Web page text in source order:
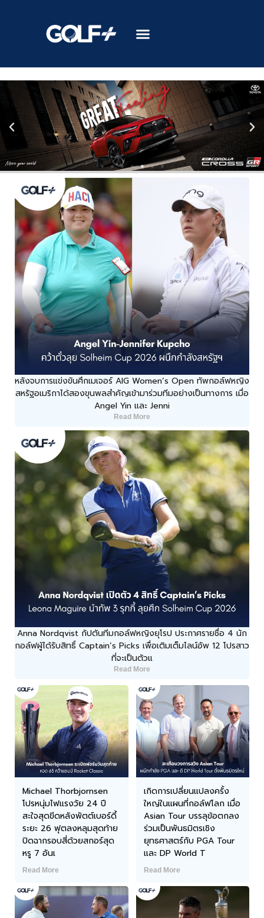
หลังจบการแข่งขันศึกเมเจอร์ AIG Women’s Open ทัพกอล์ฟหญิง
สหรัฐอเมริกาได้สองขุนพลสำคัญเข้ามาร่วมทีมอย่างเป็นทางการ เมื่อ
Angel Yin และ Jenni
Read More
Anna Nordqvist กัปตันทีมกอล์ฟหญิงยุโรป ประกาศรายชื่อ 4 นัก
กอล์ฟผู้ได้รับสิทธิ์ Captain’s Picks เพื่อเติมเต็มไลน์อัพ 12 โปรสาว
ที่จะเป็นตัวแ
Read More
Michael Thorbjornsen
โปรหนุ่มไฟแรงวัย 24 ปี
สะใจสุดขีดหลังพัตต์เบอร์ดี้
ระยะ 26 ฟุตลงหลุมสุดท้าย
ปิดฉากรอบสี่ด้วยสกอร์สุด
หรู 7 อันเ
Read More
เกิดการเปลี่ยนแปลงครั้ง
ใหญ่ในแผนที่กอล์ฟโลก เมื่อ
Asian Tour บรรลุข้อตกลง
ร่วมเป็นพันธมิตรเชิง
ยุทธศาสตร์กับ PGA Tour
และ DP World T
Read More